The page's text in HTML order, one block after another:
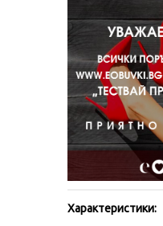
Характеристики: